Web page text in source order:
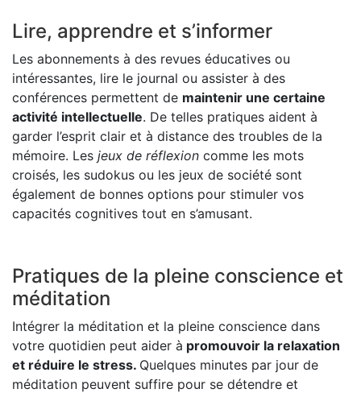
Lire, apprendre et s’informer
Les abonnements à des revues éducatives ou
intéressantes, lire le journal ou assister à des
conférences permettent de maintenir une certaine
activité intellectuelle. De telles pratiques aident à
garder l’esprit clair et à distance des troubles de la
mémoire. Les jeux de réflexion comme les mots
croisés, les sudokus ou les jeux de société sont
également de bonnes options pour stimuler vos
capacités cognitives tout en s’amusant.
Pratiques de la pleine conscience et
méditation
Intégrer la méditation et la pleine conscience dans
votre quotidien peut aider à promouvoir la relaxation
et réduire le stress. Quelques minutes par jour de
méditation peuvent suffire pour se détendre et